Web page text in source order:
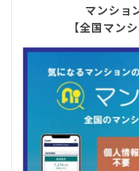
マンショ
【全国マン